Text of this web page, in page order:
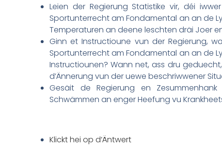
Leien der Regierung Statistike vir, déi
Sportunterrecht am Fondamental an an de
Temperaturen an deene leschten dräi Joer
Ginn et Instructioune vun der Regierung,
Sportunterrecht am Fondamental an an de
Instructiounen? Wann net, ass dru
d’Ännerung vun der uewe beschriwwener
Gesäit de Regierung en
Schwämmen an enger Heefung vu
Klickt hei op d’Äntwert